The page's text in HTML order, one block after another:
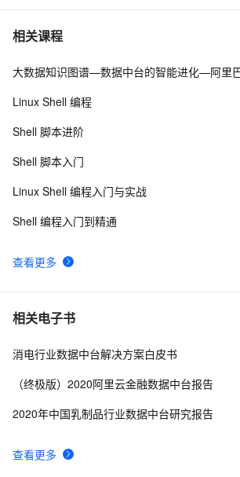
7 优化IAA广告策略：通过A/B测试和实时反馈
8 腾讯START云游戏开启不限量测试，支持
10.NET Compact Framework下的单元测试
相关课程
查看更多
Linux Shell 编程
Shell 脚本进阶
Shell 脚本入门
Linux Shell 编程入门与实战
Shell 编程入门到精通
相关电子书
查看更多
消电行业数据中台解决方案白皮书
（终极版）2020阿里云金融数据中台报告
2020年中国乳制品行业数据中台研究报告